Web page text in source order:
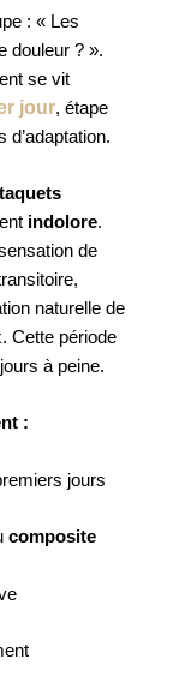
: « Les
douleur ? ».
se vit
jour, étape
d’adaptation.
indolore.
de
naturelle de
Cette période
à peine.
:
jours
composite